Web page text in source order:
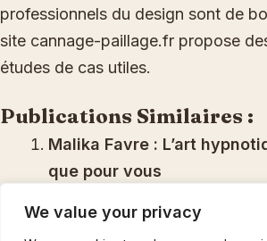
We value your privacy
professionnels du design sont de
site cannage-paillage.fr propose
études de cas utiles.
Publications Similaires :
Malika Favre : L’art
que pour vous
Lionel Jadot : Un
service de la main de